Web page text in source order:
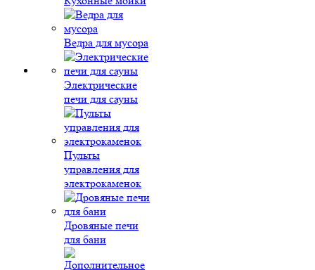
Ведра для мусора
Электрические
печи для сауны
Пульты
управления для
электрокаменок
Дровяные печи
для бани